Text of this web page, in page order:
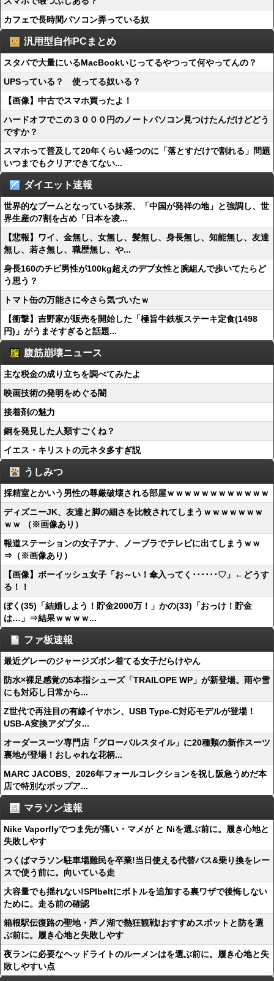
カフェで長時間パソコン弄っている奴
汎用型自作PCまとめ
スタバで大量にいるMacBookいじってるやつって何やってんの？
UPSっている？ 使ってる奴いる？
【画像】中古でスマホ買ったよ！
ハードオフでこの３０００円のノートパソコン見つけたんだけどどう
ですか？
スマホって普及して20年くらい経つのに「落とすだけで割れる」問題
いつまでもクリアできてない...
ダイエット速報
世界的なブームとなっている抹茶、「中国が発祥の地」と強調し、世
界生産の7割を占め「日本を凌...
【悲報】ワイ、金無し、女無し、髪無し、身長無し、知能無し、友達
無し、若さ無し、職歴無し、や...
身長160のチビ男性が100kg超えのデブ女性と腕組んで歩いてたらど
う思う？
トマト缶の万能さに今さら気づいたｗ
【衝撃】吉野家が販売を開始した「極旨牛鉄板ステーキ定食(1498
円)」がうまそすぎると話題...
腹筋崩壊ニュース
主な税金の成り立ちを調べてみたよ
映画技術の発明をめぐる闇
接着剤の魅力
銅を発見した人類すごくね？
イエス・キリストの元ネタ多すぎ説
うしみつ
採精室とかいう男性の尊厳破壊される部屋ｗｗｗｗｗｗｗｗｗｗｗｗ
ディズニーJK、友達と脚の細さを比較されてしまうｗｗｗｗｗｗｗ
ｗｗ （※画像あり）
報道ステーションの女子アナ、ノーブラでテレビに出てしまうｗｗ
⇒（※画像あり）
【画像】ボーイッシュ女子「お～い！傘入ってく･･････♡」←どうす
る！！
ぼく(35)「結婚しよう！貯金2000万！」かの(33)「おっけ！貯金
は…」⇒結果ｗｗｗｗ...
ファ板速報
最近グレーのジャージズボン着てる女子だらけやん
防水×裸足感覚の5本指シューズ「TRAILOPE WP」が新登場。雨や雪
にも対応し日常から...
Z世代で再注目の有線イヤホン、USB Type-C対応モデルが登場！
USB-A変換アダプタ...
オーダースーツ専門店「グローバルスタイル」に20種類の新作スーツ
裏地が登場！おしゃれな花柄...
MARC JACOBS、2026年フォールコレクションを祝し阪急うめだ本
店で特別なポップア...
マラソン速報
Nike Vaporflyでつま先が痛い・マメが と Niを選ぶ前に。履き心地と
失敗しやす
つくばマラソン駐車場難民を卒業!当日使える代替バス&乗り換をレー
スで使う前に。向いている走
大容量でも揺れない!SPIbeltにボトルを追加する裏ワザで後悔しない
ために。走る前の確認
箱根駅伝復路の聖地・芦ノ湖で熱狂観戦!おすすめスポットと防を選
ぶ前に。履き心地と失敗しやす
夜ランに必要なヘッドライトのルーメンはを選ぶ前に。履き心地と失
敗しやすい点